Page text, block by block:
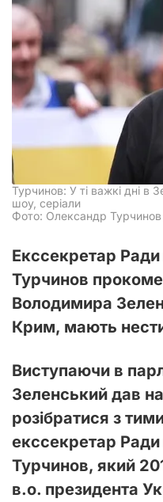
Турчинов: У ті важкі дні в
шоу, серіали
Фото: Олександр
Екссекретар
Турчинов
Володимира
Крим, мають нести
Виступаючи в
Зеленський дав
розібратися з
екссекретар Ради
Турчинов, який
в.о. президента